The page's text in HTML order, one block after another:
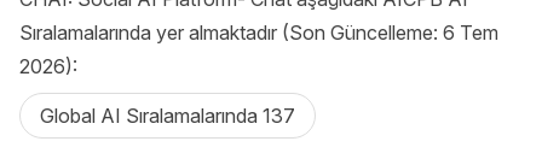
Sıralamalarında yer almaktadır (Son Güncelleme: 6 Tem
2026):
Global AI Sıralamalarında 137